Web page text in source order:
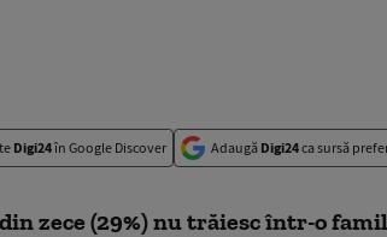
Digi24în Google Discover Adaugă Digi24ca sursă
zece (29%) nu trăiesc într-o